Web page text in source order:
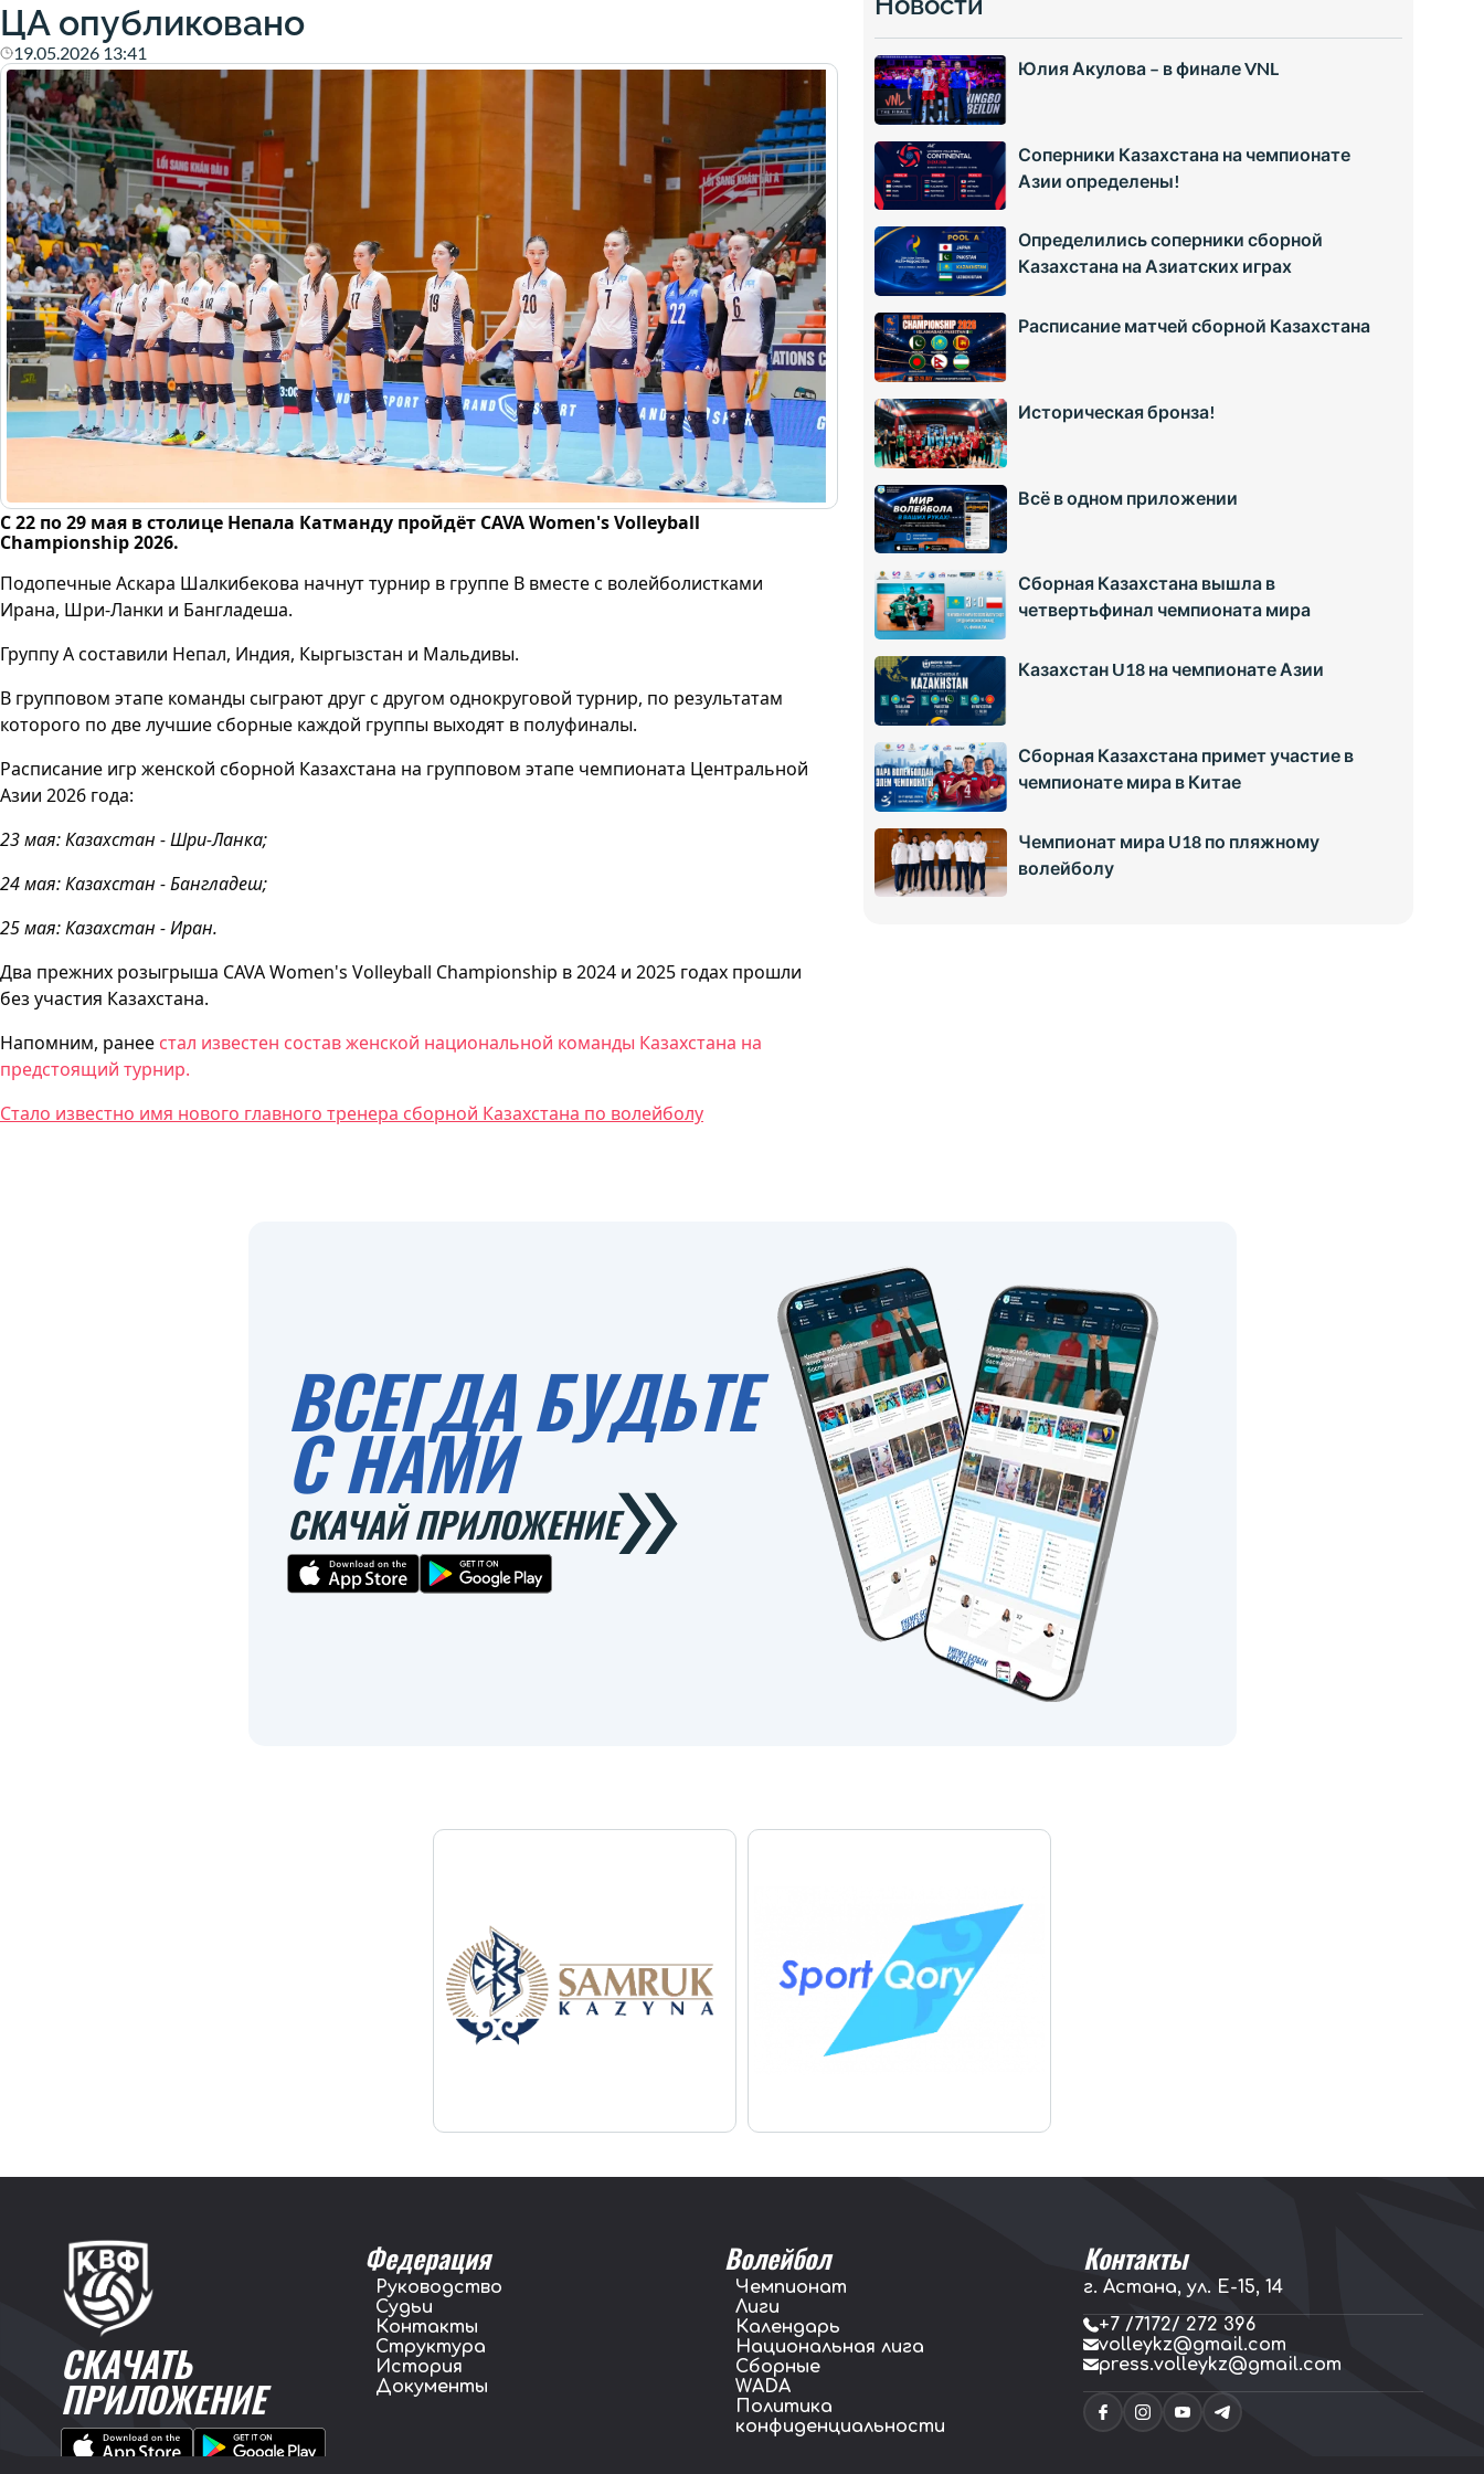
ЦА опубликовано
19.05.2026 13:41
С 22 по 29 мая в столице Непала Катманду пройдёт CAVA Women's Volleyball
Championship 2026.
Подопечные Аскара Шалкибекова начнут турнир в группе В вместе с волейболистками
Ирана, Шри-Ланки и Бангладеша.
Группу А составили Непал, Индия, Кыргызстан и Мальдивы.
В групповом этапе команды сыграют друг с другом однокруговой турнир, по результатам
которого по две лучшие сборные каждой группы выходят в полуфиналы.
Расписание игр женской сборной Казахстана на групповом этапе чемпионата Центральной
Азии 2026 года:
23 мая: Казахстан - Шри-Ланка;
24 мая: Казахстан - Бангладеш;
25 мая: Казахстан - Иран.
Два прежних розыгрыша CAVA Women's Volleyball Championship в 2024 и 2025 годах прошли
без участия Казахстана.
Напомним, ранее стал известен состав женской национальной команды Казахстана на
предстоящий турнир.
Стало известно имя нового главного тренера сборной Казахстана по волейболу
Юлия Акулова – в финале VNL
Соперники Казахстана на чемпионате
Азии определены!
Определились соперники сборной
Казахстана на Азиатских играх
Расписание матчей сборной Казахстана
Историческая бронза!
Всё в одном приложении
Сборная Казахстана вышла в
четвертьфинал чемпионата мира
Казахстан U18 на чемпионате Азии
Сборная Казахстана примет участие в
чемпионате мира в Китае
Чемпионат мира U18 по пляжному
волейболу
ВСЕГДА БУДЬТЕ
С НАМИ
СКАЧАЙ ПРИЛОЖЕНИЕ
СКАЧАТЬ
ПРИЛОЖЕНИЕ
Федерация
Руководство
Судьи
Контакты
Структура
История
Документы
Волейбол
Чемпионат
Лиги
Календарь
Национальная лига
Сборные
WADA
Политика
конфиденциальности
Контакты
г. Астана, ул. E-15, 14
+7 /7172/ 272 396
volleykz@gmail.com
press.volleykz@gmail.com